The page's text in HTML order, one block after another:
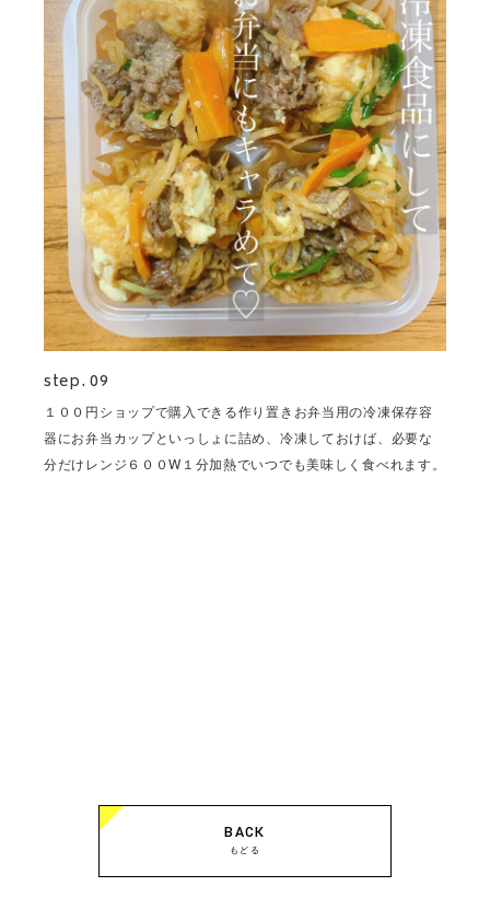
step. 09
１００円ショップで購入できる作り置きお弁当用の冷凍保存容
器にお弁当カップといっしょに詰め、冷凍しておけば、必要な
分だけレンジ６００W１分加熱でいつでも美味しく食べれます。
BACK
もどる